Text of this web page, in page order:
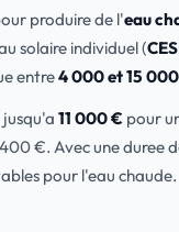
produire de l'eau
solaire individuel (
entre4 000 et 15
jusqu'a 11 000 € pour
€. Avec une duree
pour l'eau chaude.